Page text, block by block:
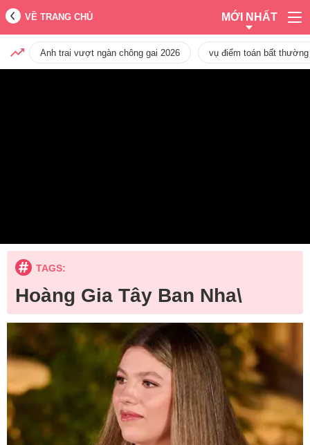
VỀ TRANG CHỦ MỚI NHẤT
Anh trai vượt ngàn chông gai 2026 vụ điểm toán bất
TAGS:
Hoàng Gia Tây Ban Nha\